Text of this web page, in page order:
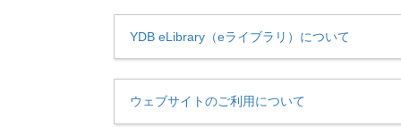
YDB eLibrary（eライブラリ）について
ウェブサイトのご利用について